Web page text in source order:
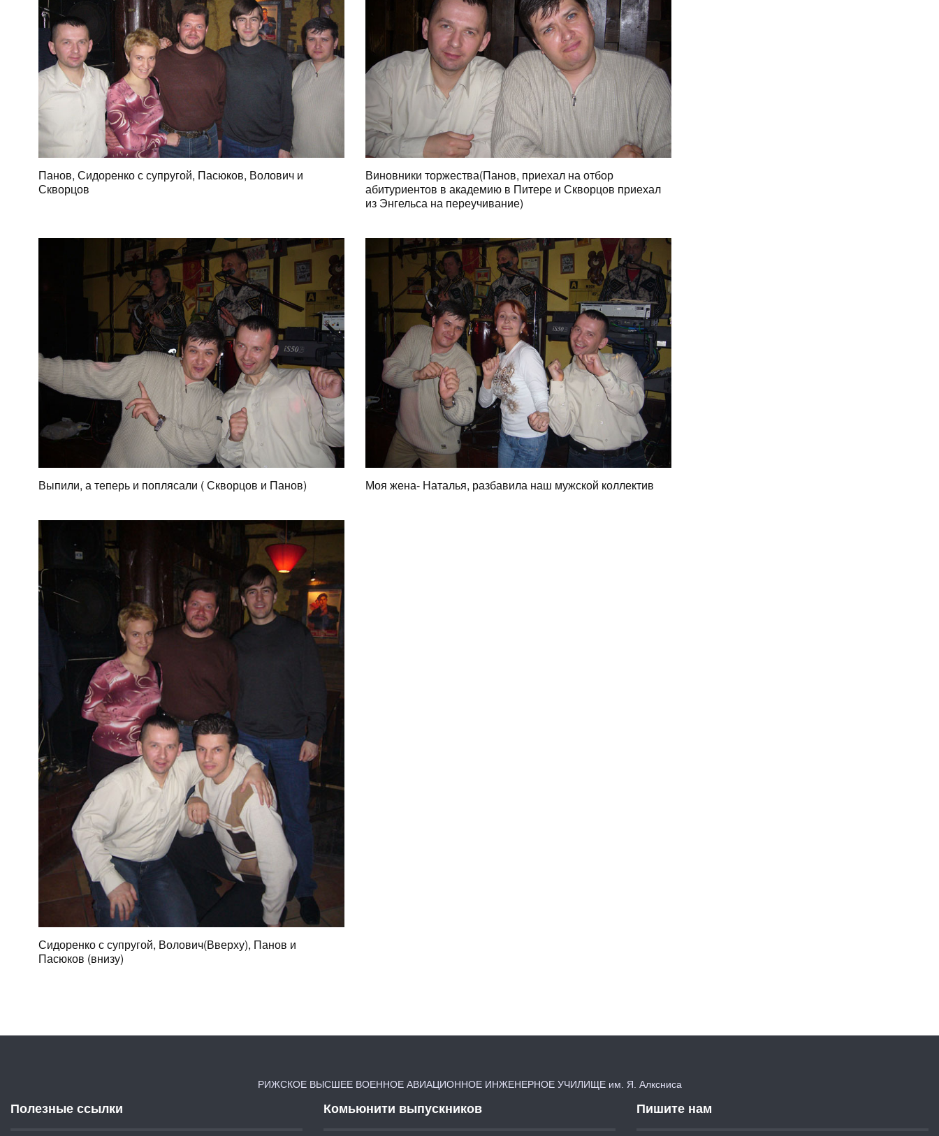
Панов, Сидоренко с супругой, Пасюков, Волович и
Скворцов
Виновники торжества(Панов, приехал на отбор
абитуриентов в академию в Питере и Скворцов приехал
из Энгельса на переучивание)
Выпили, а теперь и поплясали ( Скворцов и Панов) Моя жена- Наталья, разбавила наш мужской коллектив
Сидоренко с супругой, Волович(Вверху), Панов и
Пасюков (внизу)
РИЖСКОЕ ВЫСШЕЕ ВОЕННОЕ АВИАЦИОННОЕ ИНЖЕНЕРНОЕ УЧИЛИЩЕ им. Я. Алксниса
Полезные ссылки Комьюнити выпускников Пишите нам